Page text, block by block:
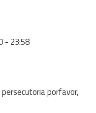
- 23:58
porfavor,